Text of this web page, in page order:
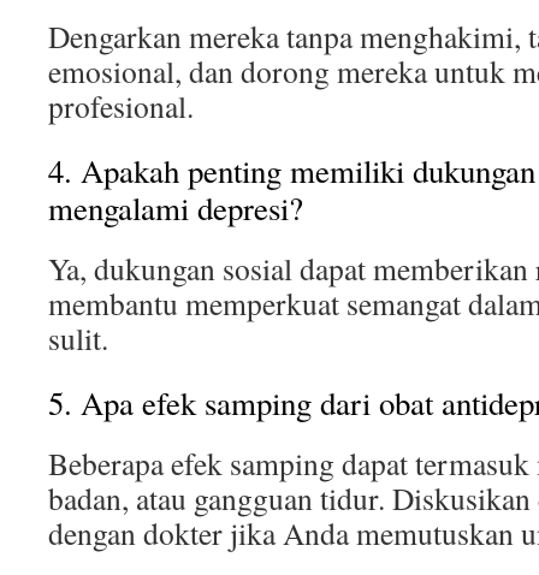
Dengarkan mereka tanpa menghakimi,
emosional, dan dorong mereka untuk
profesional.
4. Apakah penting memiliki
mengalami depresi?
Ya, dukungan sosial dapat memberikan
membantu memperkuat semangat
sulit.
5. Apa efek samping dari obat
Beberapa efek samping dapat
badan, atau gangguan tidur.
dengan dokter jika Anda memutuskan